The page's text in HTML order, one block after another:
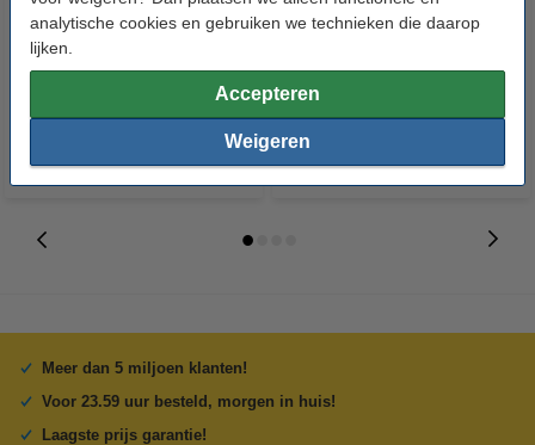
analytische cookies en gebruiken we technieken die daarop
lijken.
Accepteren
Weigeren
extrusion lengte 1 m (123-3D
groot 2020 inclusief
Meer dan 5 miljoen klanten!
Voor 23.59 uur besteld, morgen in huis!
Laagste prijs garantie!